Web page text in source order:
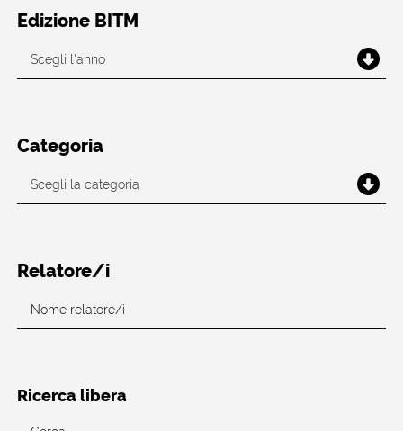
Edizione BITM
Categoria
Relatore/i
Ricerca libera